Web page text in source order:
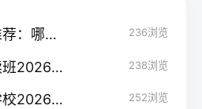
株洲复读学校推荐：哪些学校可以复读？2026年最新指南 236浏览
湘潭县晨光复读班2026届真实评价：提分效果、学费与避坑全解析 238浏览
洞口创新复读学校2026届招生详解：办学特色、提分数据与报名指南 252浏览